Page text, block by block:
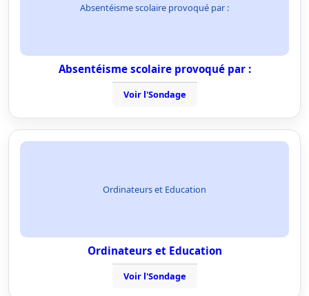
Absentéisme scolaire provoqué par :
Absentéisme scolaire provoqué par :
Voir l'Sondage
Ordinateurs et Education
Ordinateurs et Education
Voir l'Sondage